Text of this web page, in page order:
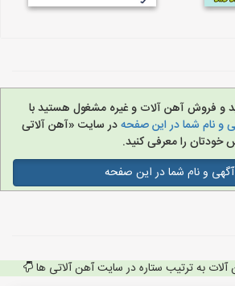
و فروش آهن آلات و غیره مشغول هستید با
و نام شما در این صفحهدر سایت «آهن آلاتی
را معرفی کنید.
و نام شما در این صفحه
به ترتیب ستاره در سایت آهن آلاتی ها